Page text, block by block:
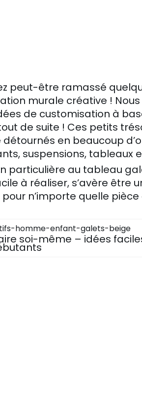
peut-être ramassé
murale créative ! Nous
de customisation à
de suite ! Ces petits
en beaucoup
suspensions, tableaux
particulière au tableau
à réaliser, s’avère être
n’importe quelle pièce
soi-même – idées